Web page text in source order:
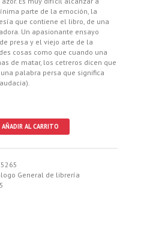
parte de la emoción, la
que contiene el libro, de una
Un apasionante ensayo
presa y el viejo arte de la
cosas como que cuando una
de matar, los cetreros dicen que
una palabra persa que significa
AÑADIR AL CARRITO
General de librería